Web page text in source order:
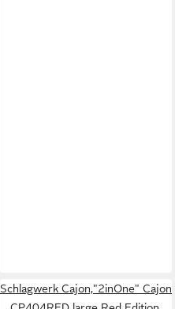
Schlagwerk Cajon,"2inOne" Cajon